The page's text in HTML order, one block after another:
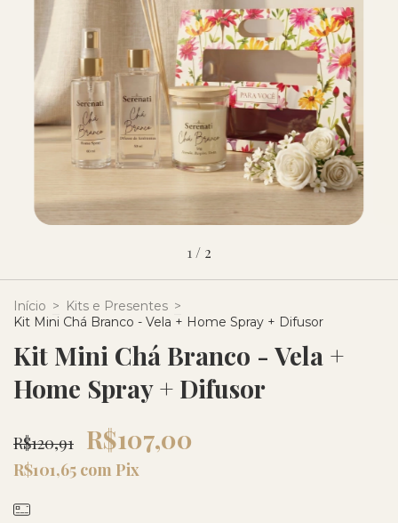
1 / 2
Início > Kits e Presentes >
Kit Mini Chá Branco - Vela + Home Spray + Difusor
Kit Mini Chá Branco - Vela +
Home Spray + Difusor
R$120,91 R$107,00
R$101,65 com Pix